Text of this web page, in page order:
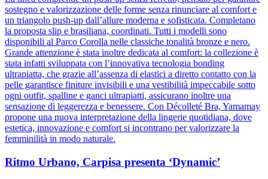
sostegno e valorizzazione delle forme senza rinunciare al comfort e
un triangolo push-up dall’allure moderna e sofisticata. Completano
la proposta slip e brasiliana, coordinati. Tutti i modelli sono
disponibili al Parco Corolla nelle classiche tonalità bronze e nero.
Grande attenzione è stata inoltre dedicata al comfort: la collezione è
stata infatti sviluppata con l’innovativa tecnologia bonding
ultrapiatta, che grazie all’assenza di elastici a diretto contatto con la
pelle garantisce finiture invisibili e una vestibilità impeccabile sotto
ogni outfit, spalline e ganci ultrapiatti, assicurano inoltre una
sensazione di leggerezza e benessere. Con Décolleté Bra, Yamamay
propone una nuova interpretazione della lingerie quotidiana, dove
estetica, innovazione e comfort si incontrano per valorizzare la
femminilità in modo naturale.
Ritmo Urbano, Carpisa presenta ‘Dynamic’